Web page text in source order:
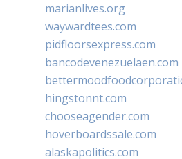
marianlives.org
waywardtees.com
pidfloorsexpress.com
bancodevenezuelaen.com
hingstonnt.com
chooseagender.com
hoverboardssale.com
alaskapolitics.com